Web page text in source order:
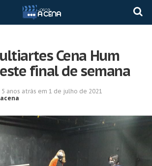
Cena Hum
final de semana
5 anos atrás em 1 de julho de 2021